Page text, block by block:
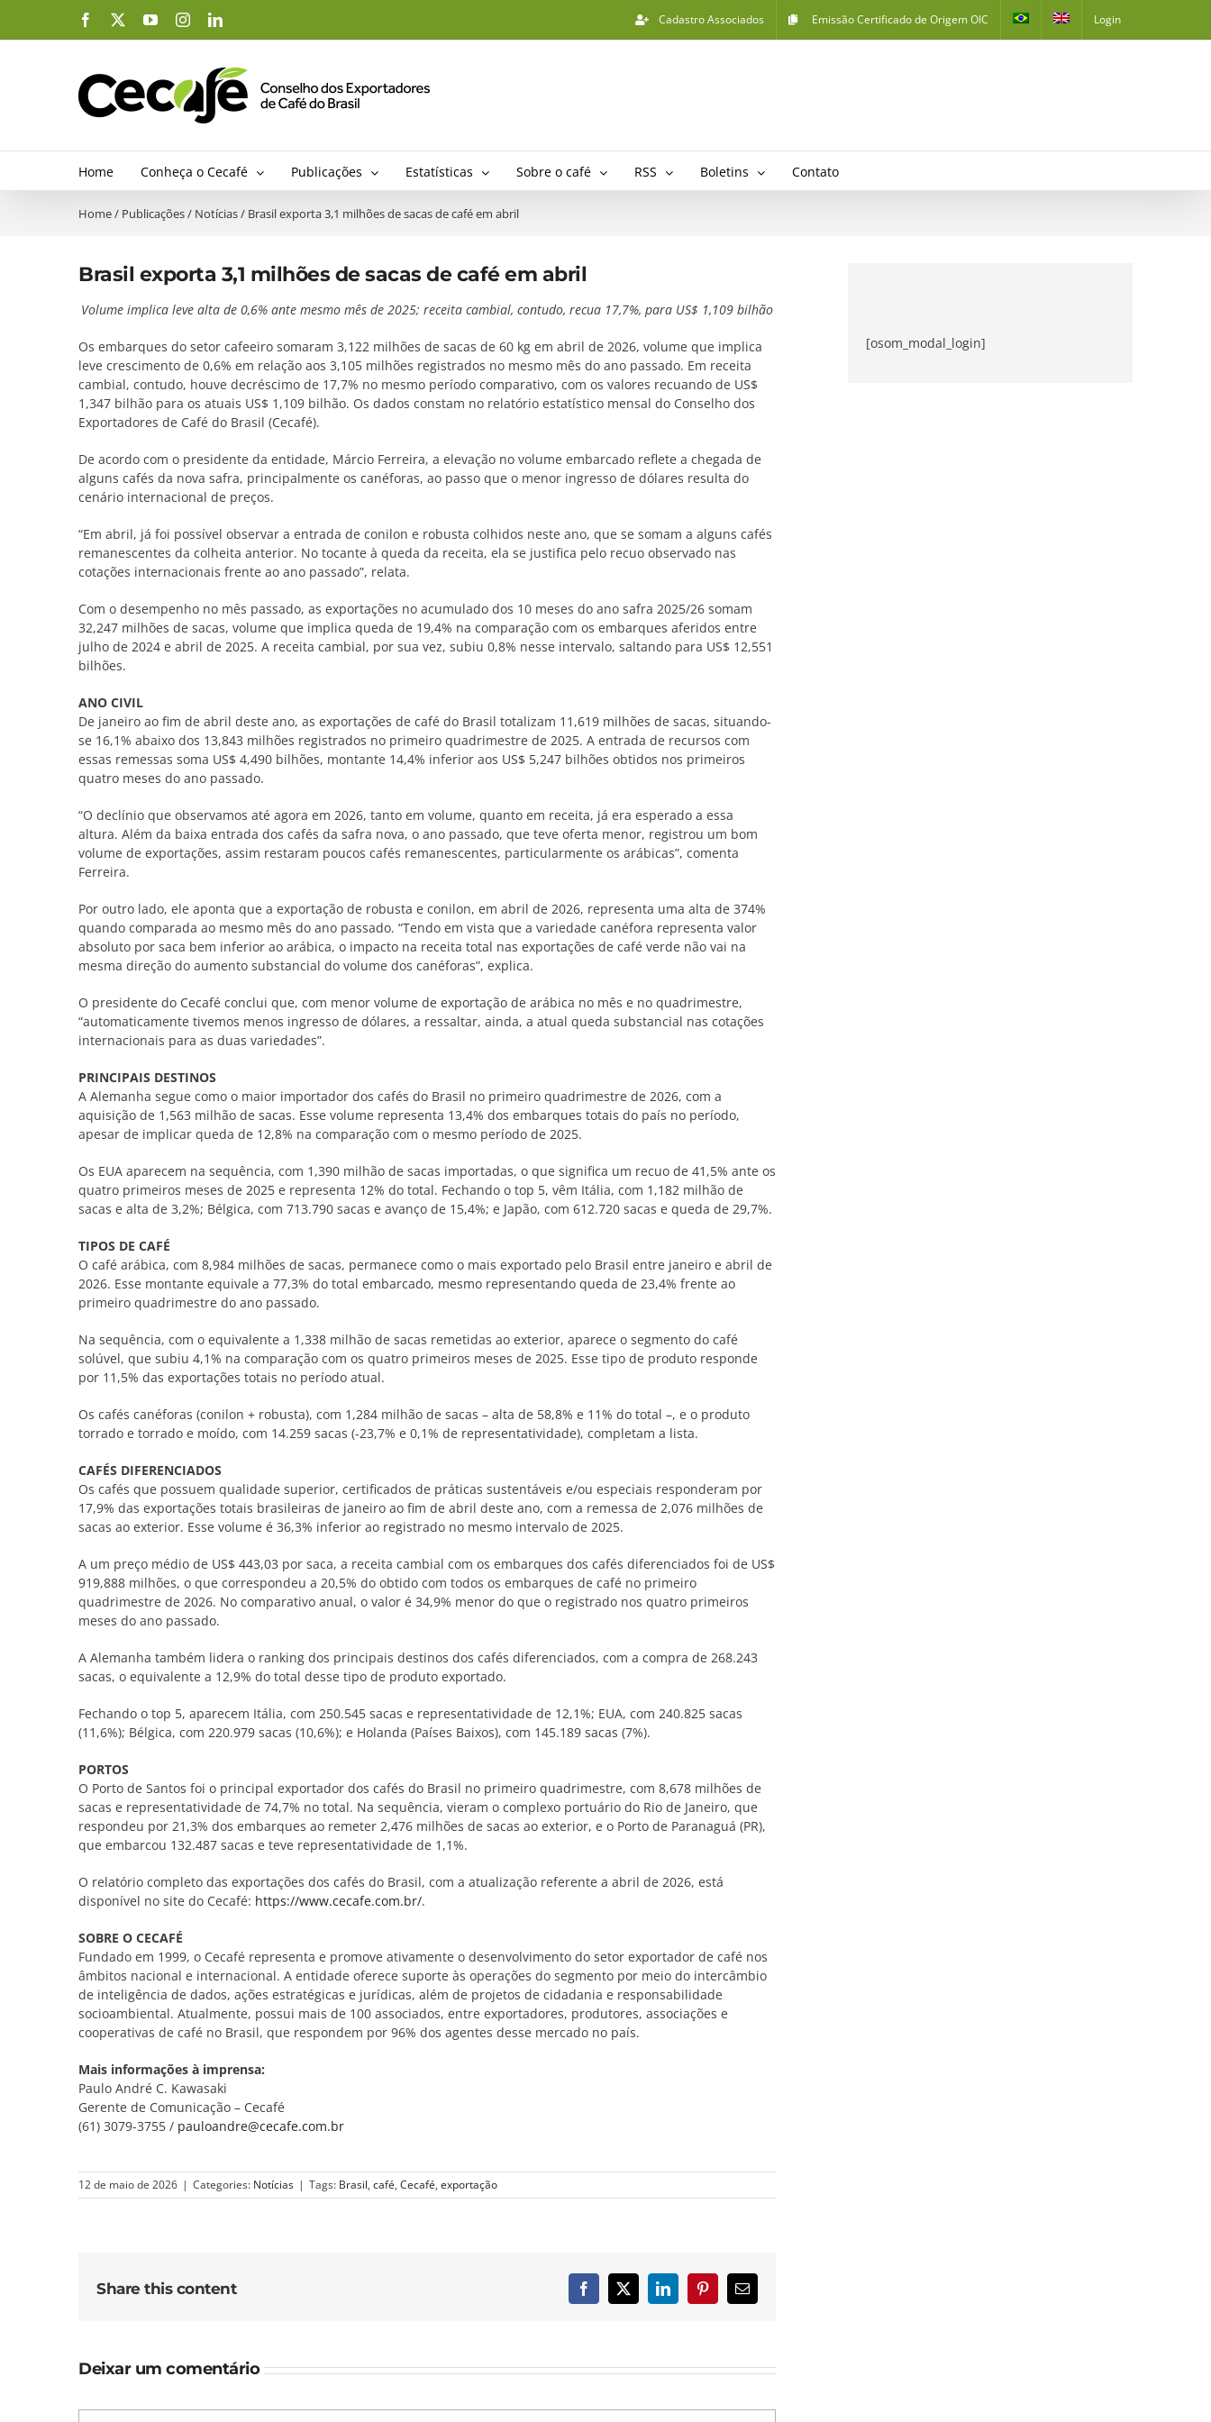
o
Facebook YouTubeInstagramLinkedIn Cadastro Associados Emissão Certificado de Origem OIC Login
Home Conheça o Cecafé Publicações Estatísticas Sobre o café RSS Boletins Contato
Home/ Publicações/ Notícias/ Brasil exporta 3,1 milhões de sacas de café em abril
Brasil exporta 3,1 milhões de sacas de café em abril
Volume implica leve alta de 0,6% ante mesmo mês de 2025; receita cambial, contudo, recua 17,7%, para US$ 1,109 bilhão
Os embarques do setor cafeeiro somaram 3,122 milhões de sacas de 60 kg em abril de 2026, volume que implica
leve crescimento de 0,6% em relação aos 3,105 milhões registrados no mesmo mês do ano passado. Em receita
cambial, contudo, houve decréscimo de 17,7% no mesmo período comparativo, com os valores recuando de US$
1,347 bilhão para os atuais US$ 1,109 bilhão. Os dados constam no relatório estatístico mensal do Conselho dos
Exportadores de Café do Brasil (Cecafé).
De acordo com o presidente da entidade, Márcio Ferreira, a elevação no volume embarcado reflete a chegada de
alguns cafés da nova safra, principalmente os canéforas, ao passo que o menor ingresso de dólares resulta do
cenário internacional de preços.
“Em abril, já foi possível observar a entrada de conilon e robusta colhidos neste ano, que se somam a alguns cafés
remanescentes da colheita anterior. No tocante à queda da receita, ela se justifica pelo recuo observado nas
cotações internacionais frente ao ano passado”, relata.
Com o desempenho no mês passado, as exportações no acumulado dos 10 meses do ano safra 2025/26 somam
32,247 milhões de sacas, volume que implica queda de 19,4% na comparação com os embarques aferidos entre
julho de 2024 e abril de 2025. A receita cambial, por sua vez, subiu 0,8% nesse intervalo, saltando para US$ 12,551
bilhões.
ANO CIVIL
De janeiro ao fim de abril deste ano, as exportações de café do Brasil totalizam 11,619 milhões de sacas, situando-
se 16,1% abaixo dos 13,843 milhões registrados no primeiro quadrimestre de 2025. A entrada de recursos com
essas remessas soma US$ 4,490 bilhões, montante 14,4% inferior aos US$ 5,247 bilhões obtidos nos primeiros
quatro meses do ano passado.
“O declínio que observamos até agora em 2026, tanto em volume, quanto em receita, já era esperado a essa
altura. Além da baixa entrada dos cafés da safra nova, o ano passado, que teve oferta menor, registrou um bom
volume de exportações, assim restaram poucos cafés remanescentes, particularmente os arábicas”, comenta
Ferreira.
Por outro lado, ele aponta que a exportação de robusta e conilon, em abril de 2026, representa uma alta de 374%
quando comparada ao mesmo mês do ano passado. “Tendo em vista que a variedade canéfora representa valor
absoluto por saca bem inferior ao arábica, o impacto na receita total nas exportações de café verde não vai na
mesma direção do aumento substancial do volume dos canéforas”, explica.
O presidente do Cecafé conclui que, com menor volume de exportação de arábica no mês e no quadrimestre,
“automaticamente tivemos menos ingresso de dólares, a ressaltar, ainda, a atual queda substancial nas cotações
internacionais para as duas variedades”.
PRINCIPAIS DESTINOS
A Alemanha segue como o maior importador dos cafés do Brasil no primeiro quadrimestre de 2026, com a
aquisição de 1,563 milhão de sacas. Esse volume representa 13,4% dos embarques totais do país no período,
apesar de implicar queda de 12,8% na comparação com o mesmo período de 2025.
Os EUA aparecem na sequência, com 1,390 milhão de sacas importadas, o que significa um recuo de 41,5% ante os
quatro primeiros meses de 2025 e representa 12% do total. Fechando o top 5, vêm Itália, com 1,182 milhão de
sacas e alta de 3,2%; Bélgica, com 713.790 sacas e avanço de 15,4%; e Japão, com 612.720 sacas e queda de 29,7%.
TIPOS DE CAFÉ
O café arábica, com 8,984 milhões de sacas, permanece como o mais exportado pelo Brasil entre janeiro e abril de
2026. Esse montante equivale a 77,3% do total embarcado, mesmo representando queda de 23,4% frente ao
primeiro quadrimestre do ano passado.
Na sequência, com o equivalente a 1,338 milhão de sacas remetidas ao exterior, aparece o segmento do café
solúvel, que subiu 4,1% na comparação com os quatro primeiros meses de 2025. Esse tipo de produto responde
por 11,5% das exportações totais no período atual.
Os cafés canéforas (conilon + robusta), com 1,284 milhão de sacas – alta de 58,8% e 11% do total –, e o produto
torrado e torrado e moído, com 14.259 sacas (-23,7% e 0,1% de representatividade), completam a lista.
CAFÉS DIFERENCIADOS
Os cafés que possuem qualidade superior, certificados de práticas sustentáveis e/ou especiais responderam por
17,9% das exportações totais brasileiras de janeiro ao fim de abril deste ano, com a remessa de 2,076 milhões de
sacas ao exterior. Esse volume é 36,3% inferior ao registrado no mesmo intervalo de 2025.
A um preço médio de US$ 443,03 por saca, a receita cambial com os embarques dos cafés diferenciados foi de US$
919,888 milhões, o que correspondeu a 20,5% do obtido com todos os embarques de café no primeiro
quadrimestre de 2026. No comparativo anual, o valor é 34,9% menor do que o registrado nos quatro primeiros
meses do ano passado.
A Alemanha também lidera o ranking dos principais destinos dos cafés diferenciados, com a compra de 268.243
sacas, o equivalente a 12,9% do total desse tipo de produto exportado.
Fechando o top 5, aparecem Itália, com 250.545 sacas e representatividade de 12,1%; EUA, com 240.825 sacas
(11,6%); Bélgica, com 220.979 sacas (10,6%); e Holanda (Países Baixos), com 145.189 sacas (7%).
PORTOS
O Porto de Santos foi o principal exportador dos cafés do Brasil no primeiro quadrimestre, com 8,678 milhões de
sacas e representatividade de 74,7% no total. Na sequência, vieram o complexo portuário do Rio de Janeiro, que
respondeu por 21,3% dos embarques ao remeter 2,476 milhões de sacas ao exterior, e o Porto de Paranaguá (PR),
que embarcou 132.487 sacas e teve representatividade de 1,1%.
O relatório completo das exportações dos cafés do Brasil, com a atualização referente a abril de 2026, está
disponível no site do Cecafé: https://www.cecafe.com.br/.
SOBRE O CECAFÉ
Fundado em 1999, o Cecafé representa e promove ativamente o desenvolvimento do setor exportador de café nos
âmbitos nacional e internacional. A entidade oferece suporte às operações do segmento por meio do intercâmbio
de inteligência de dados, ações estratégicas e jurídicas, além de projetos de cidadania e responsabilidade
socioambiental. Atualmente, possui mais de 100 associados, entre exportadores, produtores, associações e
cooperativas de café no Brasil, que respondem por 96% dos agentes desse mercado no país.
Mais informações à imprensa:
Paulo André C. Kawasaki
Gerente de Comunicação – Cecafé
(61) 3079-3755 / pauloandre@cecafe.com.br
12 de maio de 2026 | Categories: Notícias | Tags: Brasil, café, Cecafé, exportação
Share this content Facebook
X LinkedInPinterest
E-
Deixar um comentário
[osom_modal_login]